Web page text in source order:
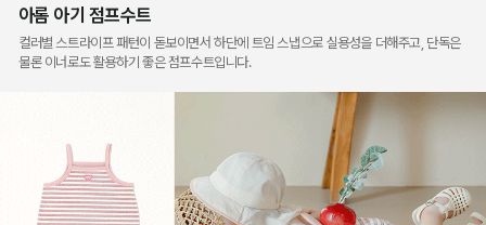
아롬 아기 점프수트
컬러별 스트라이프 패턴이 돋보이면서 하단에 트임 스냅으로 실용성을 더해주고, 단독은
물론 이너로도 활용하기 좋은 점프수트입니다.